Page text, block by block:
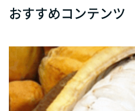
おすすめコンテンツ